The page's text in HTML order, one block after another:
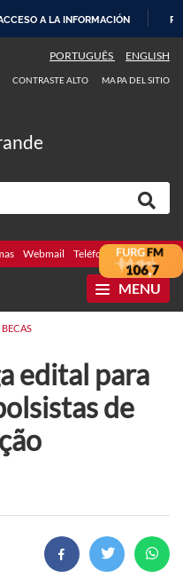
A LA INFORMACIÓN
PORTUGUÊS ENGLISH
CONTRASTE ALTO MAPA DEL SITIO
Webmail Teléfonos Licitaciones
MENU
BECAS
edital para
de